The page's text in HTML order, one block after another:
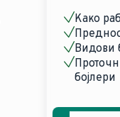
Како
Видови
бојлери